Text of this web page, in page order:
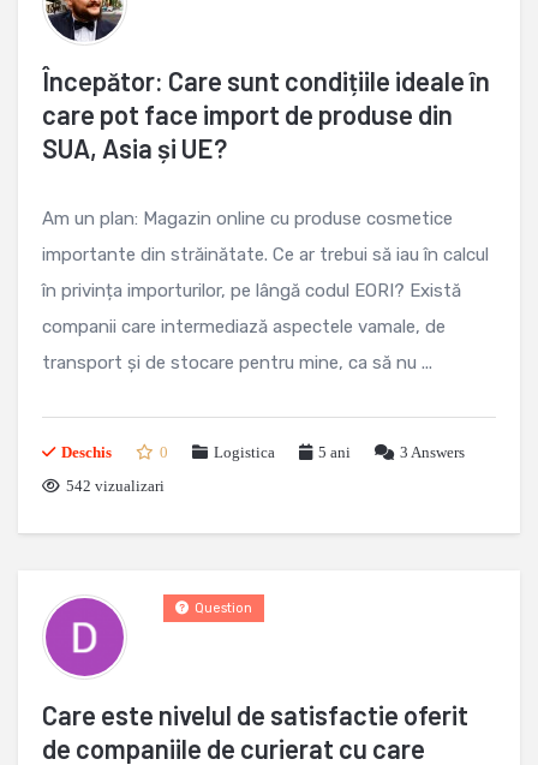
Începător: Care sunt condițiile ideale în
care pot face import de produse din
SUA, Asia și UE?
Am un plan: Magazin online cu produse cosmetice
importante din străinătate. Ce ar trebui să iau în calcul
în privința importurilor, pe lângă codul EORI? Există
companii care intermediază aspectele vamale, de
transport și de stocare pentru mine, ca să nu ...
Deschis 0 Logistica 5 ani 3 Answers
542 vizualizari
Care este nivelul de satisfactie oferit
de companiile de curierat cu care
Question